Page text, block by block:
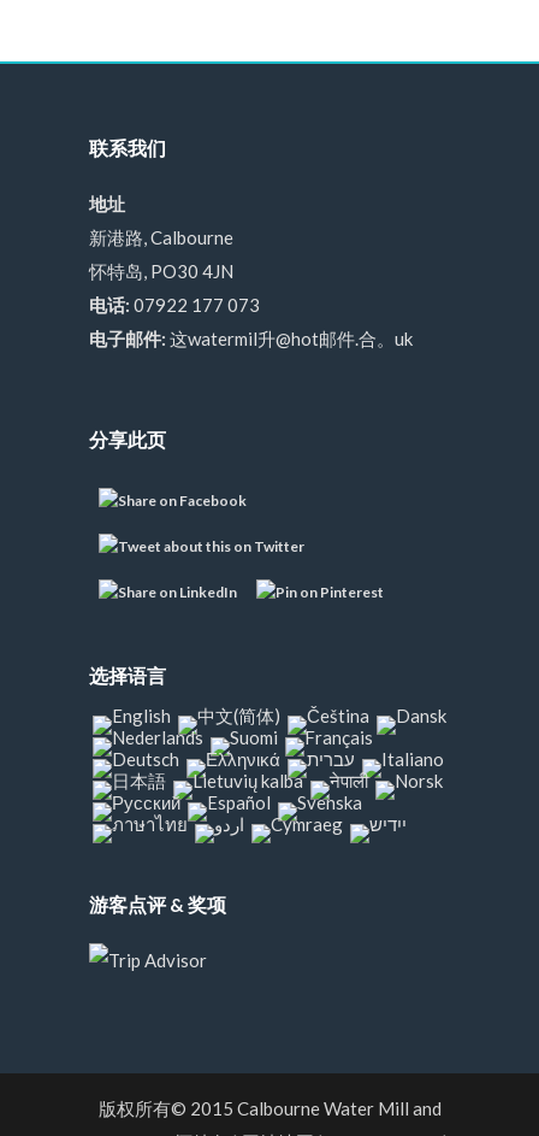
联系我们
地址
新港路, Calbourne
怀特岛, PO30 4JN
电话: 07922 177 073
电子邮件: 这watermil升@hot邮件.合。uk
分享此页
选择语言
游客点评 & 奖项
版权所有© 2015 Calbourne Water Mill and